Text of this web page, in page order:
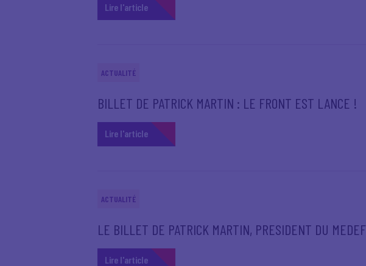
Lire l'article
ACTUALITÉ
BILLET DE PATRICK MARTIN : LE FRONT EST LANCE !
Lire l'article
ACTUALITÉ
LE BILLET DE PATRICK MARTIN, PRESIDENT DU MEDEF
Lire l'article